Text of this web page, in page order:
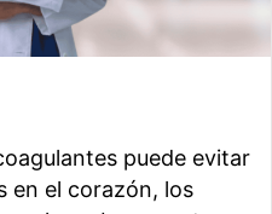
puede evitar
en el corazón, los